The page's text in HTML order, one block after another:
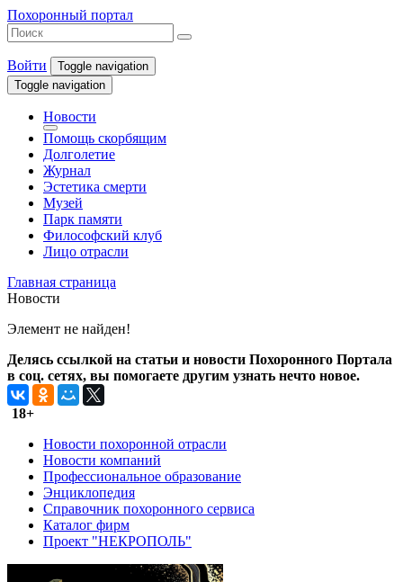
Похоронный портал
Войти
Toggle navigation
Toggle navigation
Новости
Помощь скорбящим
Долголетие
Журнал
Эстетика смерти
Музей
Парк памяти
Философский клуб
Лицо отрасли
Главная страница
Новости
Элемент не найден!
Делясь ссылкой на статьи и новости Похоронного Портала
в соц. сетях, вы помогаете другим узнать нечто новое.
18+
Новости похоронной отрасли
Новости компаний
Профессиональное образование
Энциклопедия
Справочник похоронного сервиса
Каталог фирм
Проект "НЕКРОПОЛЬ"